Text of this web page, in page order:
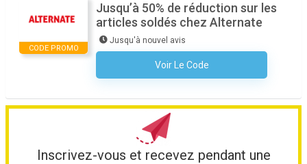
CODE PROMO
Jusqu’à 50% de réduction sur les
articles soldés chez Alternate
Jusqu'à nouvel avis
Voir Le Code
Aucun Code N'est Nécessaire
Inscrivez-vous et recevez pendant une